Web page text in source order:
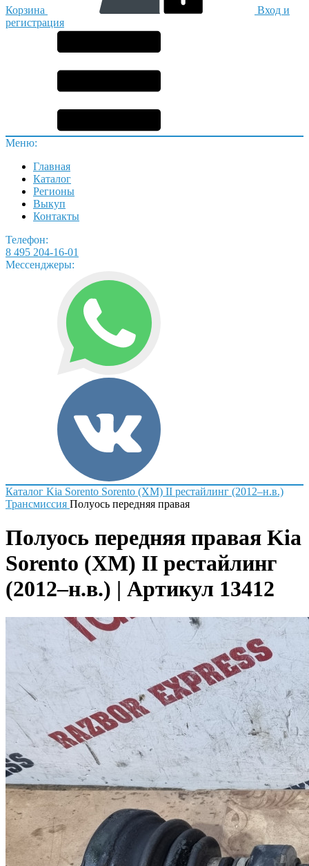
Корзина
Вход и
регистрация
Меню:
Главная
Каталог
Регионы
Выкуп
Контакты
Телефон:
8 495 204-16-01
Мессенджеры:
Каталог Kia Sorento Sorento (XM) II рестайлинг (2012–н.в.)
Трансмиссия Полуось передняя правая
Полуось передняя правая Kia
Sorento (XM) II рестайлинг
(2012–н.в.) | Артикул 13412